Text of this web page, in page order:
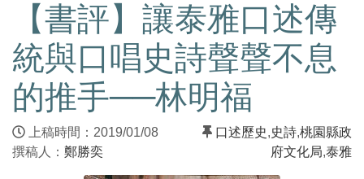
【書評】讓泰雅口述傳
統與口唱史詩聲聲不息
的推手──林明福
上稿時間：2019/01/08
撰稿人： 鄭勝奕
口述歷史,史詩,桃園縣政
府文化局,泰雅